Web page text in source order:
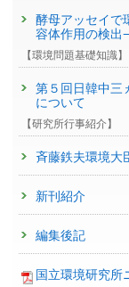
酵母アッセイで
容体作用の検出−
【環境問題基礎知識】
第５回日韓中三
について
【研究所行事紹介】
斉藤鉄夫環境大
新刊紹介
編集後記
国立環境研究所